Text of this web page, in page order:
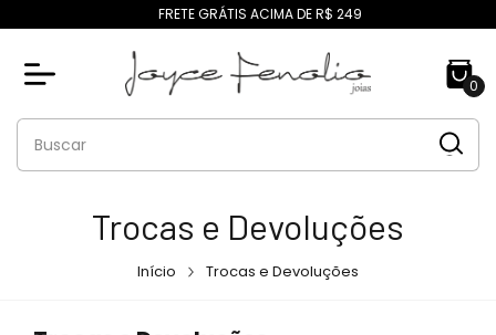
FRETE GRÁTIS ACIMA DE R$ 249
0
Trocas e Devoluções
Início Trocas e Devoluções